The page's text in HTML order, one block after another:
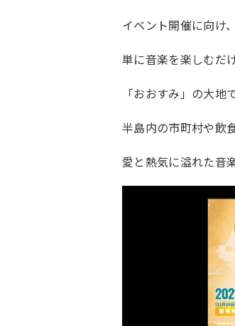
イベント開催に向け
単に音楽を楽しむだ
「おおすみ」の大地
半島内の市町村や飲
愛と熱気に溢れた音